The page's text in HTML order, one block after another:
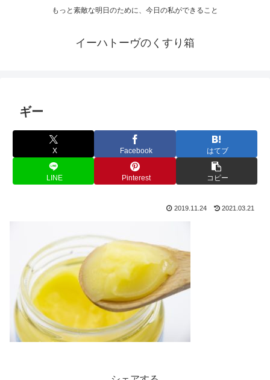
もっと素敵な明日のために、今日の私ができること
イーハトーヴのくすり箱
ギー
X Facebook はてブ
LINE Pinterest コピー
2019.11.24 2021.03.21